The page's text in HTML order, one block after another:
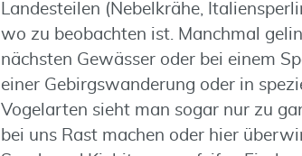
Landesteilen (Nebelkrähe,
wo zu beobachten ist. Manchmal
nächsten Gewässer oder bei einem
einer Gebirgswanderung oder in
Vogelarten sieht man sogar nur zu
bei uns Rast machen oder hier